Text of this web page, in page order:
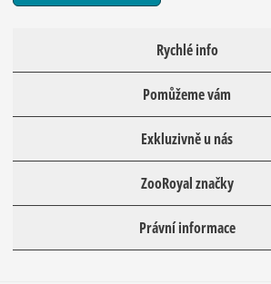
Rychlé info
Pomůžeme vám
Exkluzivně u nás
ZooRoyal značky
Právní informace